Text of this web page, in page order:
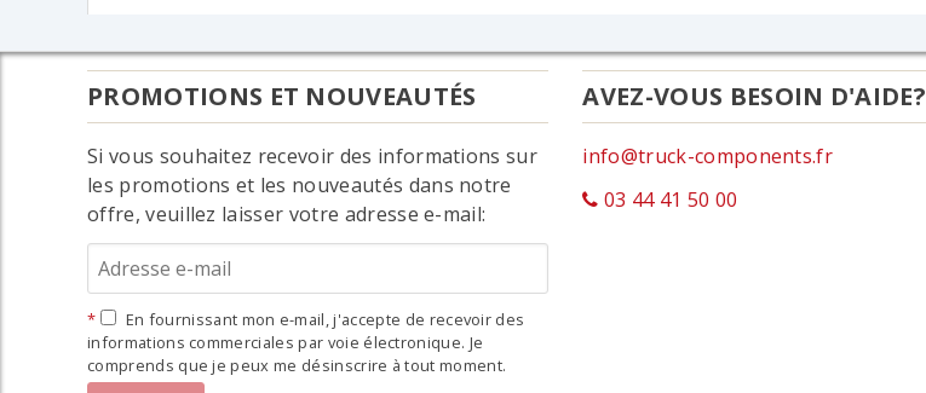
PROMOTIONS ET NOUVEAUTÉS
Si vous souhaitez recevoir des informations sur
les promotions et les nouveautés dans notre
offre, veuillez laisser votre adresse e-mail:
En fournissant mon e-mail, j'accepte de recevoir des
informations commerciales par voie électronique. Je
comprends que je peux me désinscrire à tout moment.
AVEZ-VOUS BESOIN D'AIDE?
info@truck-components.fr
03 44 41 50 00